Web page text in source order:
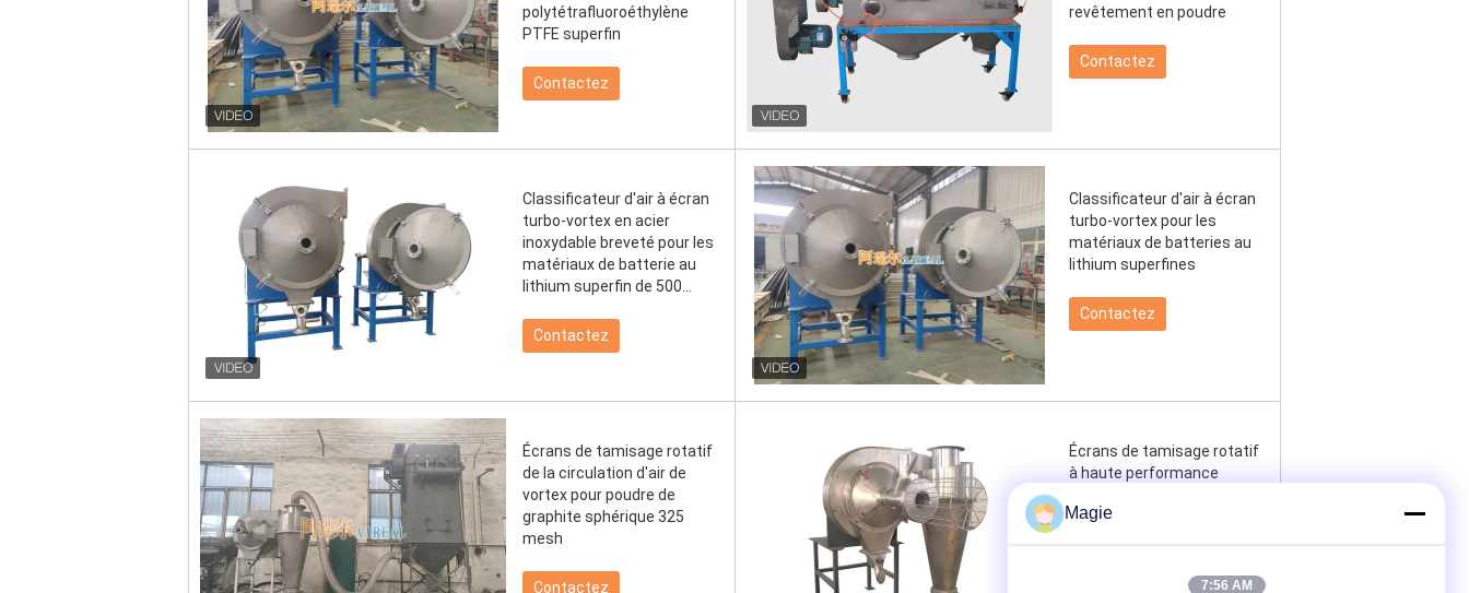
polytétrafluoroéthylène
PTFE superfin
Contactez
revêtement en poudre
Contactez
Classificateur d'air à écran
turbo-vortex en acier
inoxydable breveté pour les
matériaux de batterie au
lithium superfin de 500
Contactez
Classificateur d'air à écran
turbo-vortex pour les
matériaux de batteries au
lithium superfines
Contactez
Écrans de tamisage rotatif
de la circulation d'air de
vortex pour poudre de
graphite sphérique 325
mesh
Contactez
Écrans de tamisage rotatif
à haute performance
vortex souffler à travers le
Magie
7:56 AM